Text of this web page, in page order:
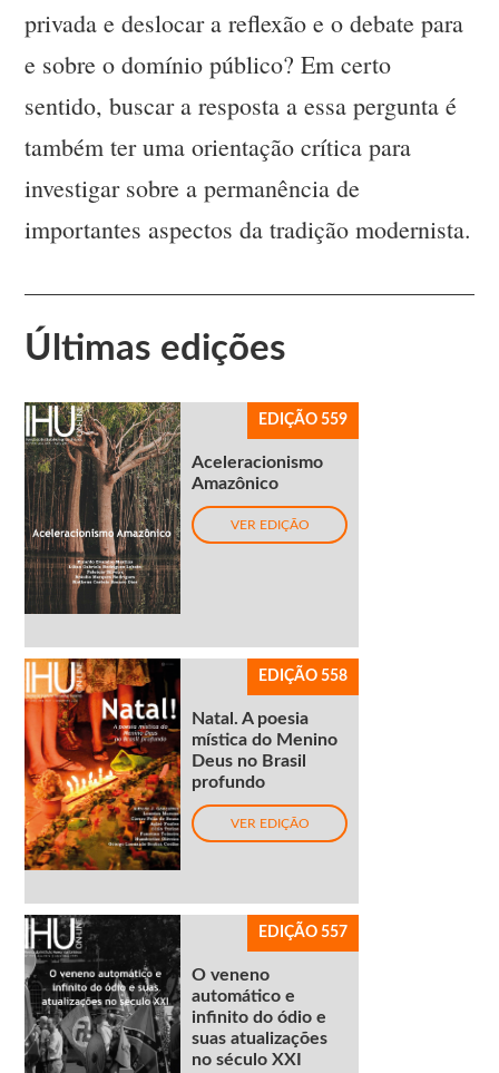
privada e deslocar a reflexão e o debate para
e sobre o domínio público? Em certo
sentido, buscar a resposta a essa pergunta é
também ter uma orientação crítica para
investigar sobre a permanência de
importantes aspectos da tradição modernista.
Últimas edições
EDIÇÃO 559
Aceleracionismo
Amazônico
VER EDIÇÃO
EDIÇÃO 558
Natal. A poesia
mística do Menino
Deus no Brasil
profundo
VER EDIÇÃO
EDIÇÃO 557
O veneno
automático e
infinito do ódio e
suas atualizações
no século XXI